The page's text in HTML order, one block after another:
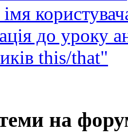
до уроку
this/that"
на